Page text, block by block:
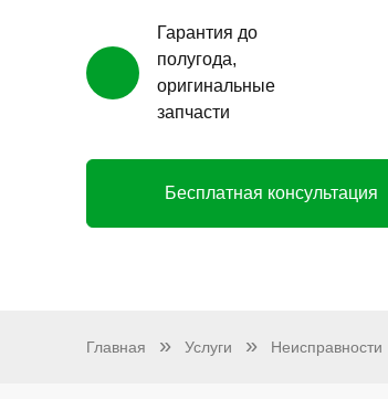
Гарантия до
полугода,
оригинальные
запчасти
Бесплатная консультация
Главная Услуги Неисправности